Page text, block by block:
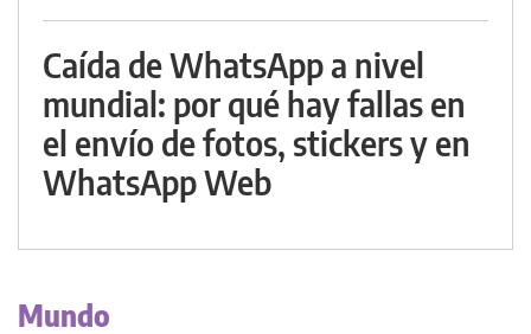
Caída de WhatsApp a nivel
mundial: por qué hay fallas en
el envío de fotos, stickers y en
WhatsApp Web
Mundo